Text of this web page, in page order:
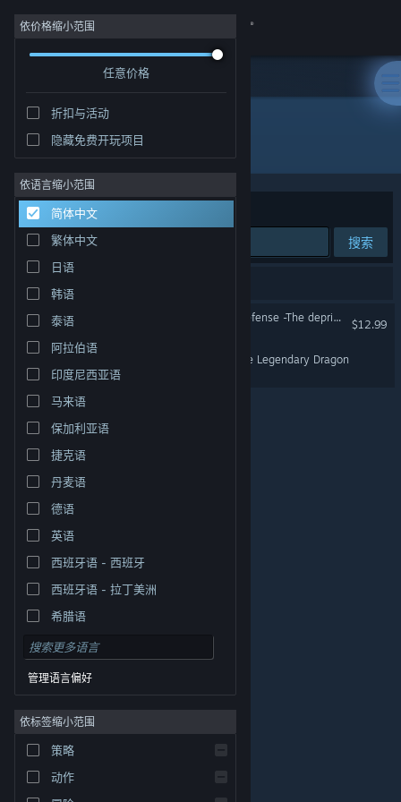
登录
社区
关于
客服
更改语言
获取 Steam 手机应用
查看桌面版网站
© Valve Corporation。保留所有权利。所有商标均为其在
律信息| 无障碍
依价格缩小范围
任意价格
折扣与活动
隐藏免费开玩项目
依语言缩小范围
简体中文
繁体中文
日语
韩语
泰语
阿拉伯语
印度尼西亚语
马来语
保加利亚语
捷克语
丹麦语
德语
英语
西班牙语 - 西班牙
西班牙语 - 拉丁美洲
希腊语
管理语言偏好
依标签缩小范围
策略
动作
开发者: Luna's Tail Creative LLC
排序依据 相关性
搜索
2 个匹配的搜索结果。
Luna & Monsters Tower Defense -The deprived magical kingdom-
$12.99
Lunadra: Luna Awakens the Legendary Dragon